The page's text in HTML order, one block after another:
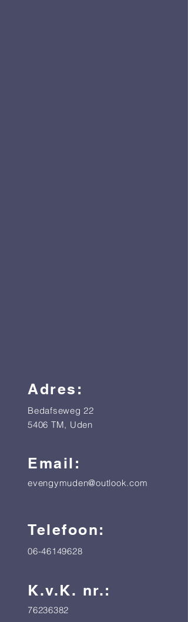
Adres:
Bedafseweg 22
5406 TM, Uden
Email:
evengymuden@outlook.com
Telefoon:
06-46149628
K.v.K. nr.:
76236382